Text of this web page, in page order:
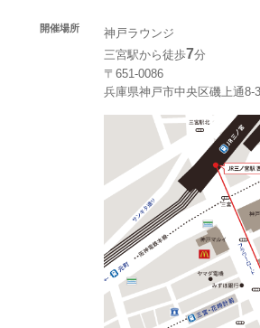
開催場所
神戸ラウンジ
三宮駅から徒歩7分
〒651-0086
兵庫県神戸市中央区磯上通8-